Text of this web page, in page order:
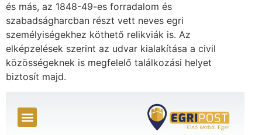
és más, az 1848-49-es forradalom és
szabadságharcban részt vett neves egri
személyiségekhez köthető relikviák is. Az
elképzelések szerint az udvar kialakítása a civil
közösségeknek is megfelelő találkozási helyet
biztosít majd.